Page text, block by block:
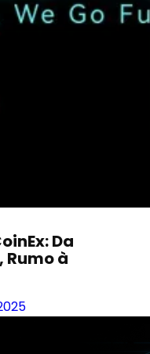
Da
Rumo à